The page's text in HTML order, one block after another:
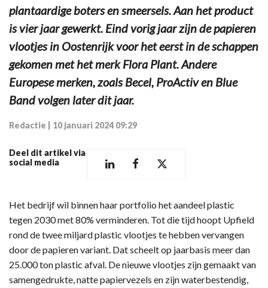
plantaardige boters en smeersels. Aan het product
is vier jaar gewerkt. Eind vorig jaar zijn de papieren
vlootjes in Oostenrijk voor het eerst in de schappen
gekomen met het merk Flora Plant. Andere
Europese merken, zoals Becel, ProActiv en Blue
Band volgen later dit jaar.
Redactie 10 januari 2024 09:29
Deel dit artikel via
social media
Het bedrijf wil binnen haar portfolio het aandeel plastic
tegen 2030 met 80% verminderen. Tot die tijd hoopt Upfield
rond de twee miljard plastic vlootjes te hebben vervangen
door de papieren variant. Dat scheelt op jaarbasis meer dan
25.000 ton plastic afval. De nieuwe vlootjes zijn gemaakt van
samengedrukte, natte papiervezels en zijn waterbestendig,